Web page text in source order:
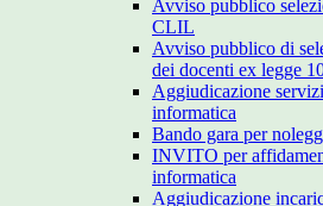
Avviso pubblico
CLIL
Avviso pubblico di
dei docenti ex legge
Aggiudicazione
informatica
Bando gara per
INVITO per
informatica
Aggiudicazione